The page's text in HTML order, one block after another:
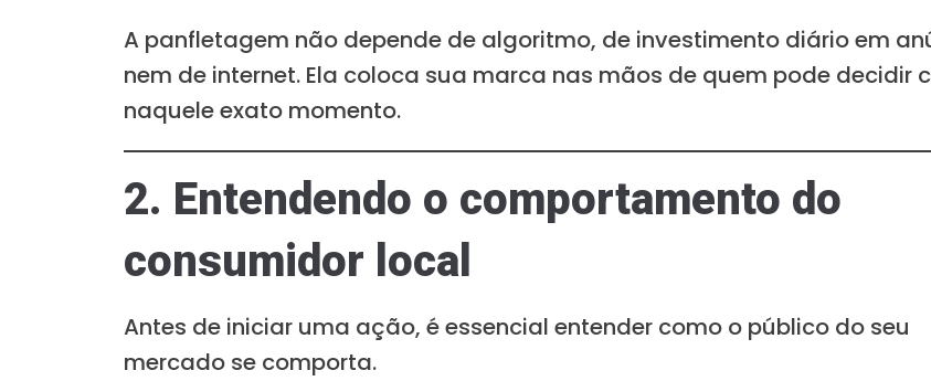
A panfletagem não depende de algoritmo, de investimento diário em
nem de internet. Ela coloca sua marca nas mãos de quem pode decidir
naquele exato momento.
2. Entendendo o comportamento do
consumidor local
Antes de iniciar uma ação, é essencial entender como o público do seu
mercado se comporta.